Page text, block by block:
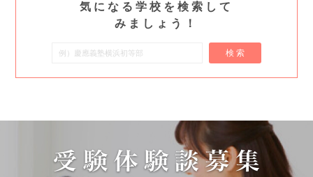
気になる学校を検索して
みましょう！
検 索